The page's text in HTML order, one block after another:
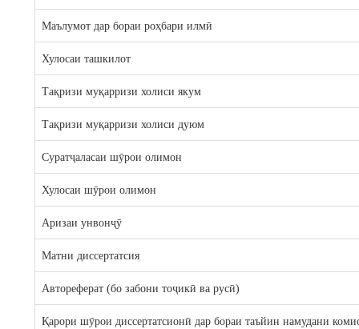
Маълумот дар бораи роҳбари илмӣ
Хулосаи ташкилот
Тақризи муқарризи холиси якум
Тақризи муқарризи холиси дуюм
Суратҷаласаи шӯрои олимон
Хулосаи шӯрои олимон
Аризаи унвонҷӯ
Матни диссертатсия
Автореферат (бо забони тоҷикӣ ва русӣ)
Қарори шӯрои диссертатсионӣ дар бораи таъйин намудани